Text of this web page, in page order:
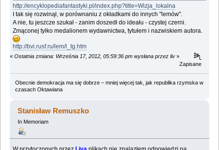
http://encyklopediafantastyki.pl/index.php?title=Wizja_lokalna
I tak się rozwinął, w porównaniu z okładkami do innych "lemów".
A nie, tu jeszcze szukał - zanim doszedł do ideału - czystej czerni.
Zmąconej tylko medalionem wydawnictwa, tytułem i nazwiskiem autora.
http://bvi.rusf.ru/lem/l_tg.htm
« Ostatnia zmiana: Września 17, 2012, 05:59:36 pm wysłana przez liv »
Zapisane
Obecnie demokracja ma się dobrze – mniej więcej tak, jak republika rzymska w
czasach Oktawiana
Stanisław Remuszko
In Memoriam